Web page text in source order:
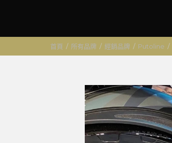
首頁 / 所有品牌 / 經銷品牌 / Putoline /